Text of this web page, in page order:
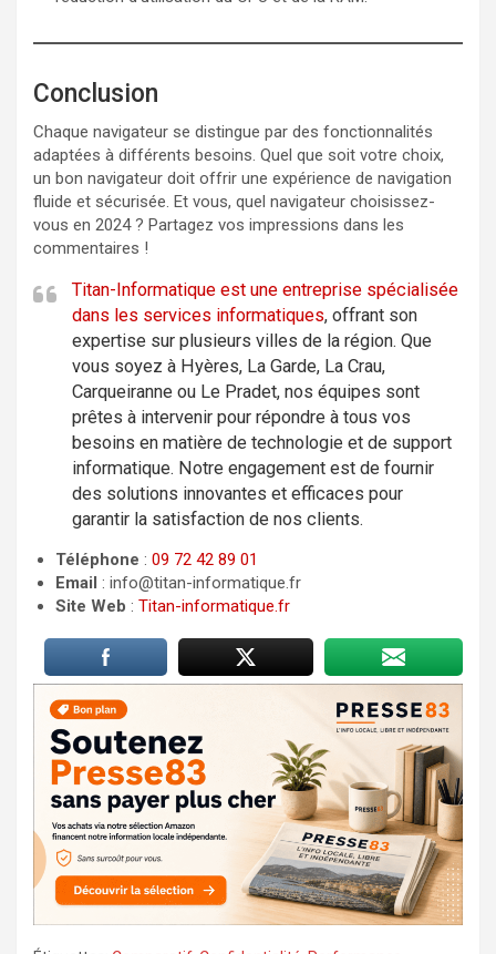
Conclusion
Chaque navigateur se distingue par des fonctionnalités
adaptées à différents besoins. Quel que soit votre choix,
un bon navigateur doit offrir une expérience de navigation
fluide et sécurisée. Et vous, quel navigateur choisissez-
vous en 2024 ? Partagez vos impressions dans les
commentaires !
Titan-Informatique est une entreprise spécialisée
dans les services informatiques, offrant son
expertise sur plusieurs villes de la région. Que
vous soyez à Hyères, La Garde, La Crau,
Carqueiranne ou Le Pradet, nos équipes sont
prêtes à intervenir pour répondre à tous vos
besoins en matière de technologie et de support
informatique. Notre engagement est de fournir
des solutions innovantes et efficaces pour
garantir la satisfaction de nos clients.
Téléphone : 09 72 42 89 01
Email : info@titan-informatique.fr
Site Web : Titan-informatique.fr